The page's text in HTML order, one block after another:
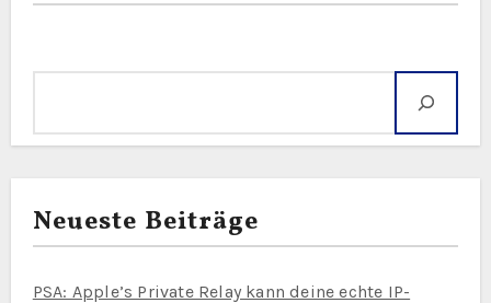
Neueste Beiträge
PSA: Apple’s Private Relay kann deine echte IP-